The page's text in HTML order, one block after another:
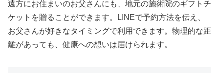
遠方にお住まいのお父さんにも、地元の施術院のギフトチ
ケットを贈ることができます。LINEで予約方法を伝え、
お父さんが好きなタイミングで利用できます。物理的な距
離があっても、健康への想いは届けられます。